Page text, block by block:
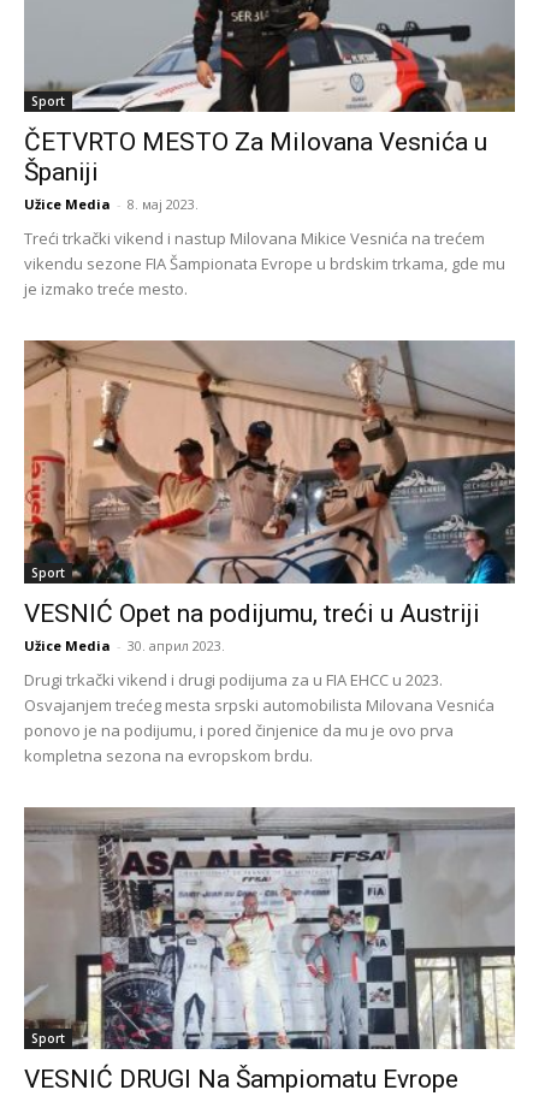
Sport
ČETVRTO MESTO Za Milovana Vesnića u
Španiji
Užice Media - 8. мај 2023.
Treći trkački vikend i nastup Milovana Mikice Vesnića na trećem
vikendu sezone FIA Šampionata Evrope u brdskim trkama, gde mu
je izmako treće mesto.
Sport
VESNIĆ Opet na podijumu, treći u Austriji
Užice Media - 30. април 2023.
Drugi trkački vikend i drugi podijuma za u FIA EHCC u 2023.
Osvajanjem trećeg mesta srpski automobilista Milovana Vesnića
ponovo je na podijumu, i pored činjenice da mu je ovo prva
kompletna sezona na evropskom brdu.
Sport
VESNIĆ DRUGI Na Šampiomatu Evrope